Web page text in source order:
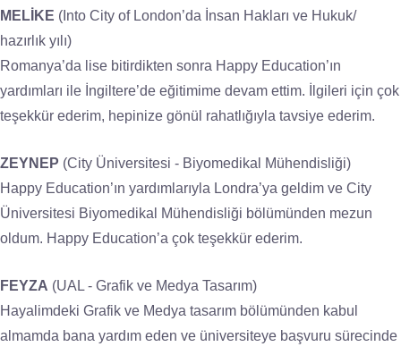
MELİKE (Into City of London’da İnsan Hakları ve Hukuk/
hazırlık yılı)
Romanya’da lise bitirdikten sonra Happy Education’ın
yardımları ile İngiltere’de eğitimime devam ettim. İlgileri için çok
teşekkür ederim, hepinize gönül rahatlığıyla tavsiye ederim.
ZEYNEP (City Üniversitesi - Biyomedikal Mühendisliği)
Happy Education’ın yardımlarıyla Londra’ya geldim ve City
Üniversitesi Biyomedikal Mühendisliği bölümünden mezun
oldum. Happy Education’a çok teşekkür ederim.
FEYZA (UAL - Grafik ve Medya Tasarım)
Hayalimdeki Grafik ve Medya tasarım bölümünden kabul
almamda bana yardım eden ve üniversiteye başvuru sürecinde